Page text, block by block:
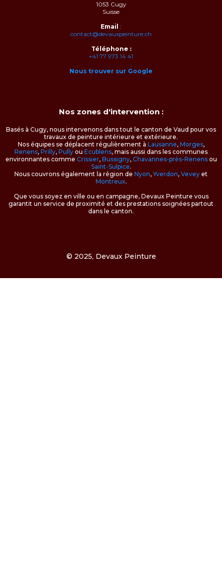
1053 Cugy
Suisse
Email :
contact@devauxpeinture.ch
Téléphone :
+41 77 973 14 41
Nous trouver sur Google
Nos zones d'intervention :
Basés à Cugy, nous intervenons dans tout le canton de Vaud pour vos
travaux de peinture intérieure et extérieure.
Nos équipes se déplacent régulièrement à Lausanne, Morges,
Renens, Prilly, Pully ou Ecublens, mais aussi dans les communes
environnantes comme Crissier, Bussigny, Chavannes-près-Renensou
Saint-Sulpice.
Nous couvrons également la région de Nyon,Yverdon, Vevey et
Montreux.
Que vous soyez en ville ou en campagne, Devaux Peinture vous
garantit un service de proximité et des prestations soignées partout
dans le canton.
© 2025, Devaux Peinture